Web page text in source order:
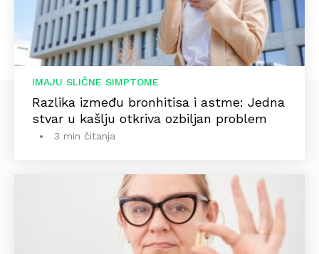
IMAJU SLIČNE SIMPTOME
Razlika između bronhitisa i astme: Jedna
stvar u kašlju otkriva ozbiljan problem
3 min čitanja